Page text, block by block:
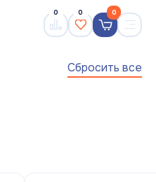
0 0 0
Сбросить все